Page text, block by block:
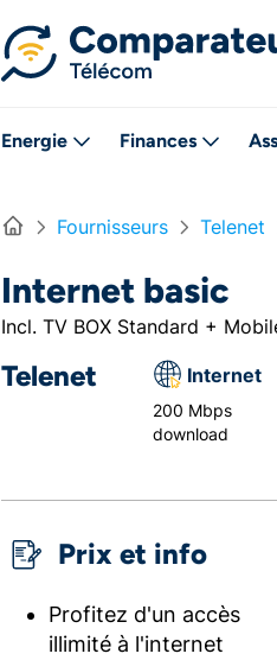
Energie Finances
Home Fournisseurs Telenet
Internet basic
Incl. TV BOX Standard +
Telenet Internet
200 Mbps
download
Prix et info
Profitez d'un accès
illimité à l'internet